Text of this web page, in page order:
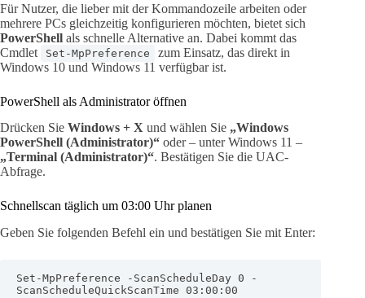
Für Nutzer, die lieber mit der Kommandozeile arbeiten oder
mehrere PCs gleichzeitig konfigurieren möchten, bietet sich
PowerShell als schnelle Alternative an. Dabei kommt das
Cmdlet
Set-MpPreference
zum Einsatz, das direkt in
Windows 10 und Windows 11 verfügbar ist.
PowerShell als Administrator öffnen
Drücken Sie Windows + X und wählen Sie „Windows
PowerShell (Administrator)“ oder – unter Windows 11 –
„Terminal (Administrator)“. Bestätigen Sie die UAC-
Abfrage.
Schnellscan täglich um 03:00 Uhr planen
Geben Sie folgenden Befehl ein und bestätigen Sie mit Enter:
Set-MpPreference -ScanScheduleDay 0 -
ScanScheduleQuickScanTime 03:00:00